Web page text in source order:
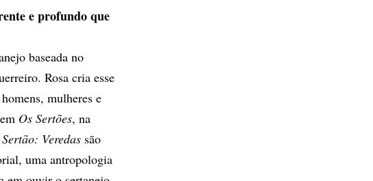
e profundo que
baseada no
Rosa cria esse
mulheres e
Os Sertões, na
Veredas são
uma antropologia